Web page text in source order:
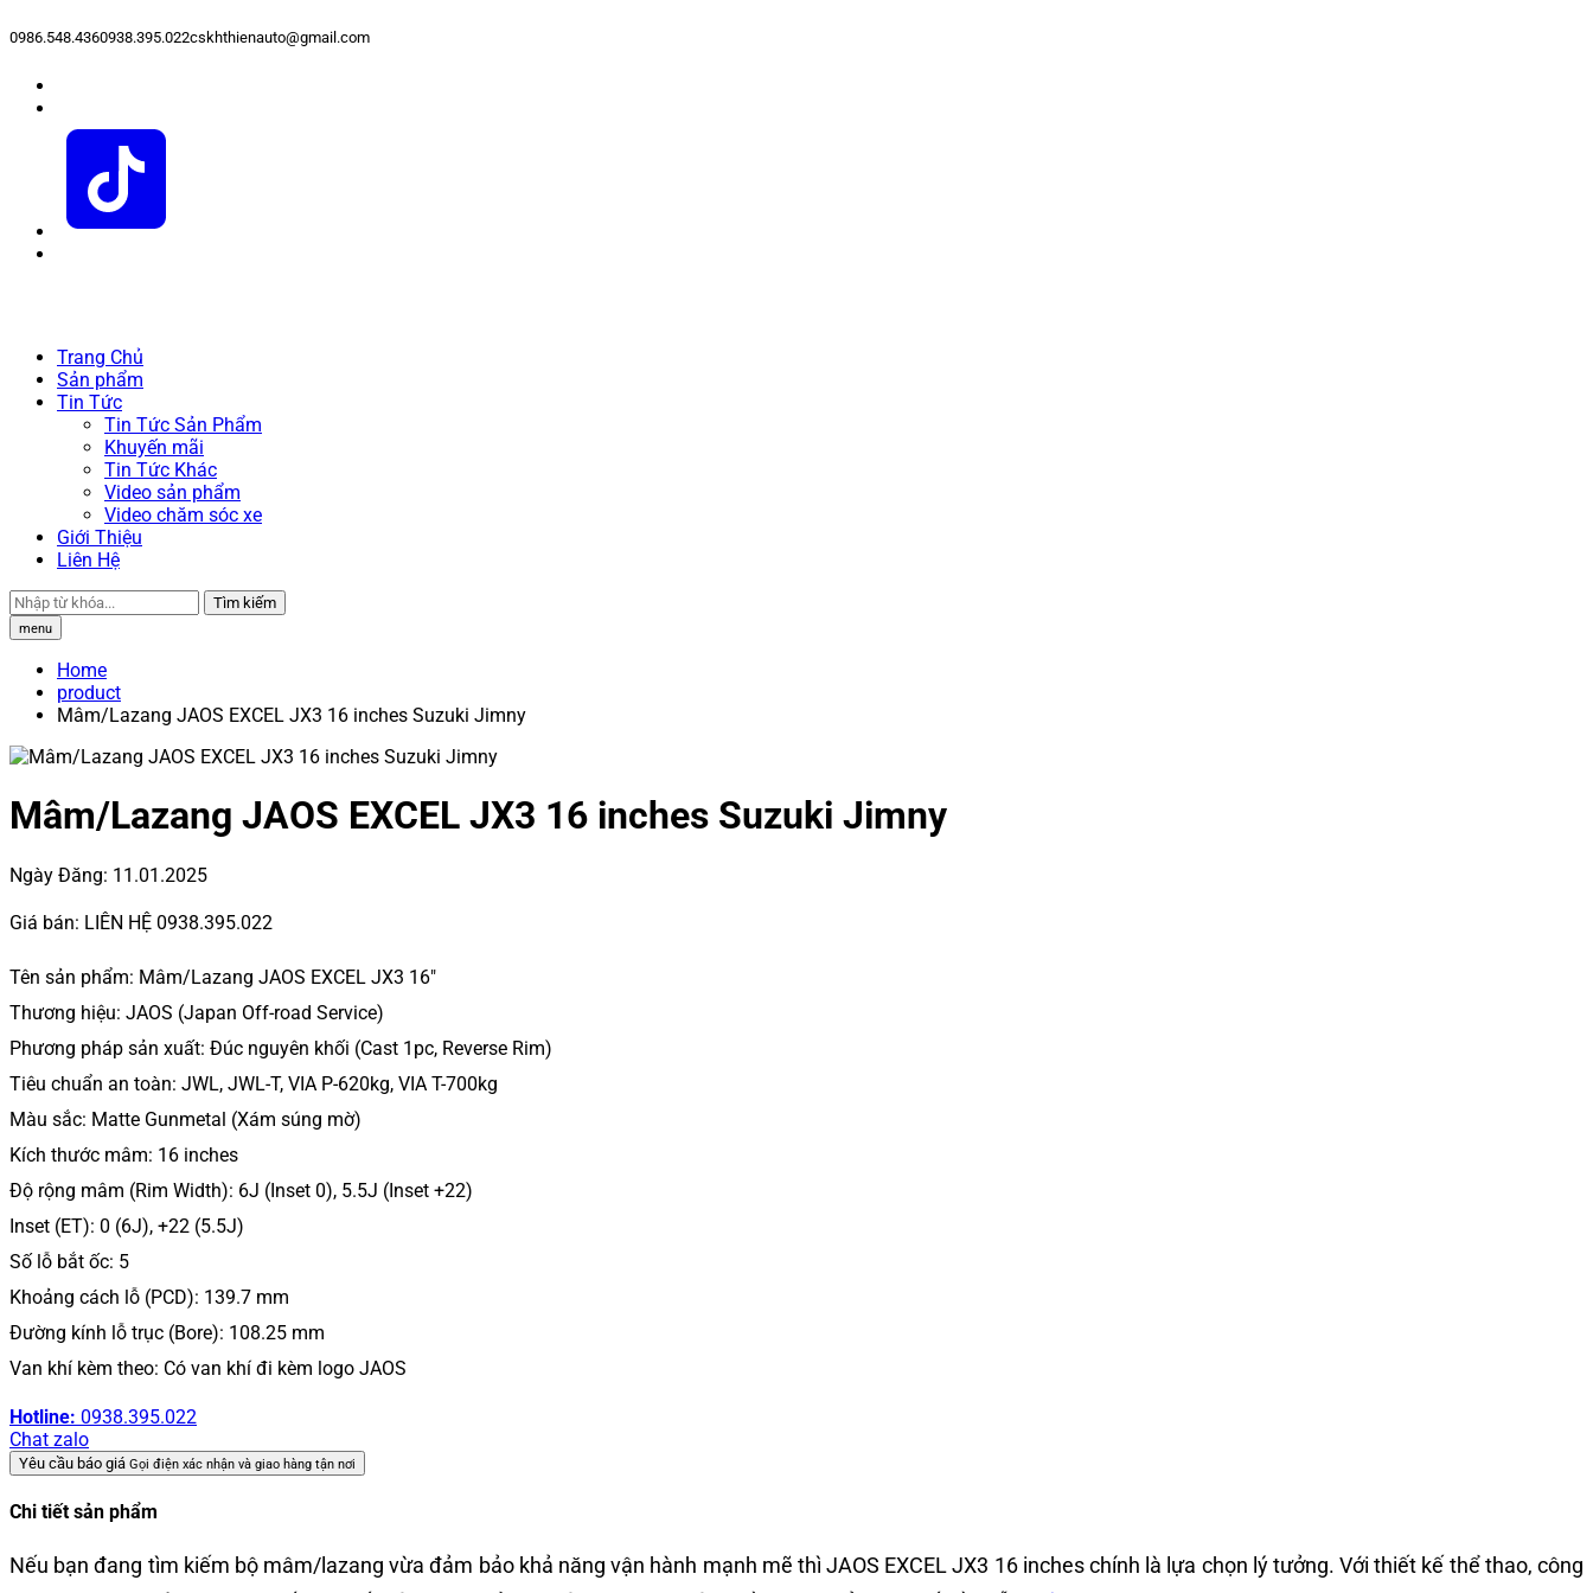
0986.548.4360938.395.022cskhthienauto@gmail.com
Trang Chủ
Sản phẩm
Tin Tức
Tin Tức Sản Phẩm
Khuyến mãi
Tin Tức Khác
Video sản phẩm
Video chăm sóc xe
Giới Thiệu
Liên Hệ
Tìm kiếm
menu
Home
product
Mâm/Lazang JAOS EXCEL JX3 16 inches Suzuki Jimny
Mâm/Lazang JAOS EXCEL JX3 16 inches Suzuki Jimny
Ngày Đăng: 11.01.2025
Giá bán: LIÊN HỆ 0938.395.022
Tên sản phẩm: Mâm/Lazang JAOS EXCEL JX3 16″
Thương hiệu: JAOS (Japan Off-road Service)
Phương pháp sản xuất: Đúc nguyên khối (Cast 1pc, Reverse Rim)
Tiêu chuẩn an toàn: JWL, JWL-T, VIA P-620kg, VIA T-700kg
Màu sắc: Matte Gunmetal (Xám súng mờ)
Kích thước mâm: 16 inches
Độ rộng mâm (Rim Width): 6J (Inset 0), 5.5J (Inset +22)
Inset (ET): 0 (6J), +22 (5.5J)
Số lỗ bắt ốc: 5
Khoảng cách lỗ (PCD): 139.7 mm
Đường kính lỗ trục (Bore): 108.25 mm
Van khí kèm theo: Có van khí đi kèm logo JAOS
Hotline: 0938.395.022
Chat zalo
Yêu cầu báo giá Gọi điện xác nhận và giao hàng tận nơi
Chi tiết sản phẩm
Nếu bạn đang tìm kiếm bộ mâm/lazang vừa đảm bảo khả năng vận hành mạnh mẽ thì JAOS EXCEL JX3 16 inches chính là lựa chọn lý tưởng. Với thiết kế thể thao, công